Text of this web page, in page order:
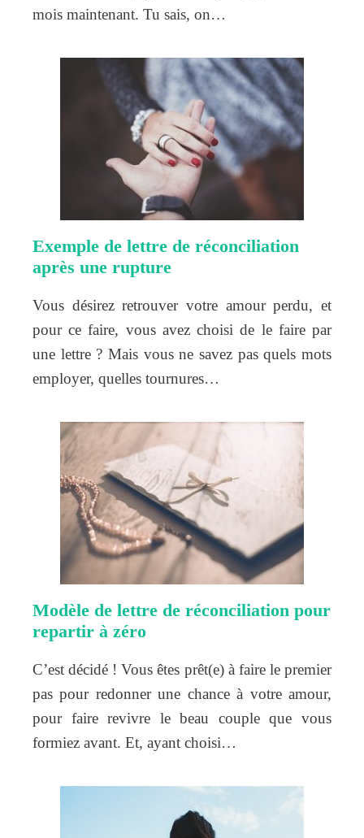
mois maintenant. Tu sais, on…
Exemple de lettre de réconciliation
après une rupture
Vous désirez retrouver votre amour perdu, et
pour ce faire, vous avez choisi de le faire par
une lettre ? Mais vous ne savez pas quels mots
employer, quelles tournures…
Modèle de lettre de réconciliation pour
repartir à zéro
C’est décidé ! Vous êtes prêt(e) à faire le premier
pas pour redonner une chance à votre amour,
pour faire revivre le beau couple que vous
formiez avant. Et, ayant choisi…